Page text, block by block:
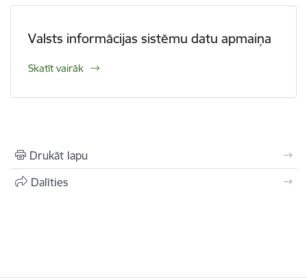
Valsts informācijas sistēmu datu apmaiņa
Skatīt vairāk
Drukāt lapu
Dalīties